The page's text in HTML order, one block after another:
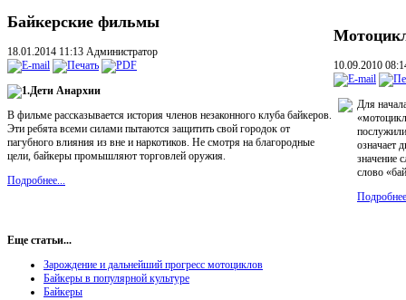
Байкерские фильмы
18.01.2014 11:13 Администратор
1.Дети Анархии
В фильме рассказывается история членов незаконного клуба байкеров.
Эти ребята всеми силами пытаются защитить свой городок от
пагубного влияния из вне и наркотиков. Не смотря на благородные
цели, байкеры промышляют торговлей оружия.
Подробнее...
10.09.2010
Для
означает
значение
слово
Еще статьи...
Зарождение и дальнейший прогресс мотоциклов
Байкеры в популярной культуре
Байкеры